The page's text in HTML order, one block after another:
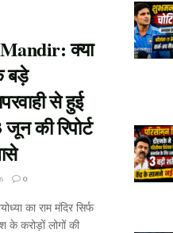
क्या
बड़े
से हुई
की रिपोर्ट
0
का राम मंदिर सिर्फ
के करोड़ों लोगों की